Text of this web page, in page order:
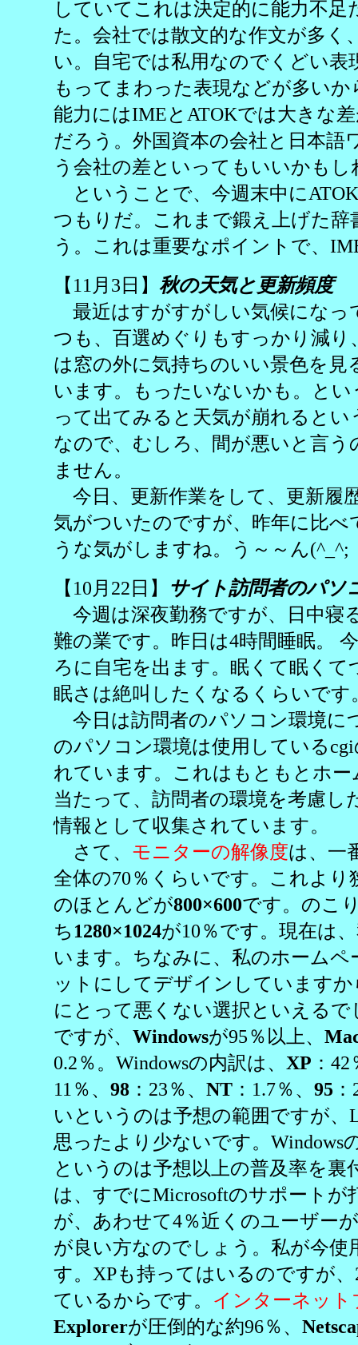
していてこれは決定的に能力不足
た。会社では散文的な作文が多く
い。自宅では私用なのでくどい表
もってまわった表現などが多い
能力にはIMEとATOKでは大きな
だろう。外国資本の会社と日本語
う会社の差といってもいいかもし
ということで、今週末中に
つもりだ。これまで鍛え上げた
う。これは重要なポイントで、
【11月3日】 秋の天気と更新頻度
最近はすがすがしい気候になっ
つも、百選めぐりもすっかり減り
は窓の外に気持ちのいい景色を見
います。もったいないかも。と
って出てみると天気が崩れると
なので、むしろ、間が悪いと言
ません。
今日、更新作業をして、更新履
気がついたのですが、昨年に比べ
うな気がしますね。う～～ん(^_^;
【10月22日】
サイト訪問者のパソ
今週は深夜勤務ですが、日中寝
難の業です。昨日は4時間睡眠。
ろに自宅を出ます。眠くて眠くて
眠さは絶叫したくなるくらいです
今日は訪問者のパソコン環境に
のパソコン環境は使用している
れています。これはもともとホ
当たって、訪問者の環境を考慮し
情報として収集されています。
さて、 モニターの解像度は、一
全体の70％くらいです。これより
のほとんどが800×600です。のこ
ち 1280×1024が10％です。現在は
います。ちなみに、私のホームペ
ットにしてデザインしています
にとって悪くない選択といえる
ですが、 Windowsが95％以上、
0.2％。Windowsの内訳は、 XP ：
11％、 98 ：23％、 NT ：1.7％、 95
いというのは予想の範囲ですが、
思ったより少ないです。Windows
というのは予想以上の普及率を裏
は、すでにMicrosoftのサポートが
が、あわせて4％近くのユーザー
が良い方なのでしょう。私が今使
す。XPも持ってはいるのですが
ているからです。 インターネット
Explorerが圧倒的な約96％、